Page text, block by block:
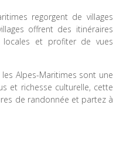
regorgent de villages
offrent des itinéraires
locales et profiter de vues
Alpes-Maritimes sont une
et richesse culturelle, cette
de randonnée et partez à